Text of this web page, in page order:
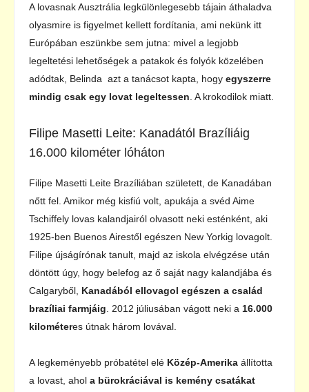
A lovasnak Ausztrália legkülönlegesebb tájain áthaladva
olyasmire is figyelmet kellett fordítania, ami nekünk itt
Európában eszünkbe sem jutna: mivel a legjobb
legeltetési lehetőségek a patakok és folyók közelében
adódtak, Belinda azt a tanácsot kapta, hogy egyszerre
mindig csak egy lovat legeltessen . A krokodilok miatt.
Filipe Masetti Leite: Kanadától Brazíliáig
16.000 kilométer lóháton
Filipe Masetti Leite Brazíliában született, de Kanadában
nőtt fel. Amikor még kisfiú volt, apukája a svéd Aime
Tschiffely lovas kalandjairól olvasott neki esténként, aki
1925-ben Buenos Airestől egészen New Yorkig lovagolt.
Filipe újságírónak tanult, majd az iskola elvégzése után
döntött úgy, hogy belefog az ő saját nagy kalandjába és
Calgaryből, Kanadából ellovagol egészen a család
brazíliai farmjáig . 2012 júliusában vágott neki a 16.000
kilométeres útnak három lovával.
A legkeményebb próbatétel elé Közép-Amerika állította
a lovast, ahol a bürokráciával is kemény csatákat